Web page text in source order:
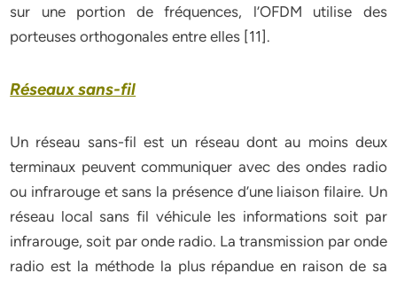
sur une portion de fréquences, l’OFDM utilise des
porteuses orthogonales entre elles [11].
Réseaux sans-fil
Un réseau sans-fil est un réseau dont au moins deux
terminaux peuvent communiquer avec des ondes radio
ou infrarouge et sans la présence d’une liaison filaire. Un
réseau local sans fil véhicule les informations soit par
infrarouge, soit par onde radio. La transmission par onde
radio est la méthode la plus répandue en raison de sa